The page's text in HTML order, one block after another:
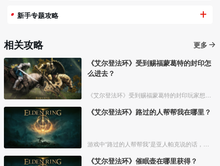
新手专题攻略
相关攻略
更多
《艾尔登法环》受到赐福蒙葛特的封印怎
么进去？
《艾尔登法环》路过的人帮帮我在哪里？
《艾尔登法环》催眠壶在哪里获得？